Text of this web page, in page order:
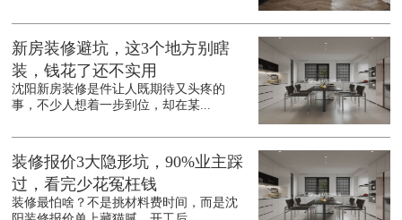
新房装修避坑，这3个地方别瞎
装，钱花了还不实用
沈阳新房装修是件让人既期待又头疼的
事，不少人想着一步到位，却在某...
装修报价3大隐形坑，90%业主踩
过，看完少花冤枉钱
装修最怕啥？不是挑材料费时间，而是沈